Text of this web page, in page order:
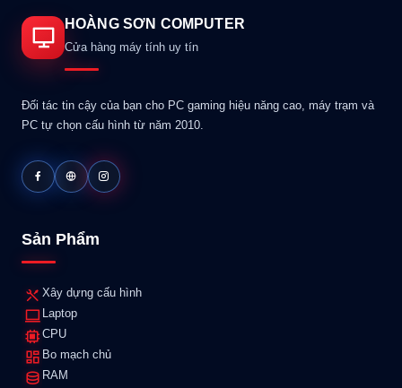
HOÀNG SƠN COMPUTER
Cửa hàng máy tính uy tín
Đối tác tin cậy của bạn cho PC gaming hiệu năng cao, máy trạm và
PC tự chọn cấu hình từ năm 2010.
Sản Phẩm
Xây dựng cấu hình
Laptop
CPU
Bo mạch chủ
RAM